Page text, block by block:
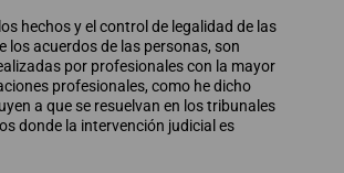
hechos y el control de legalidad de las
los acuerdos de las personas, son
por profesionales con la mayor
profesionales, como he dicho
a que se resuelvan en los tribunales
donde la intervención judicial es